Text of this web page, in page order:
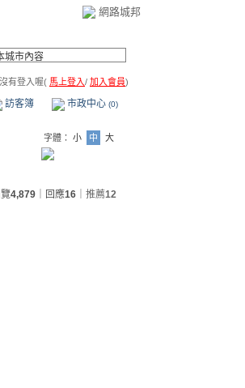
網路城邦
有登入喔( 馬上登入/ 加入會員)
訪客簿 市政中心 (0)
字體： 小 中
大
4,879 ｜回應16 推薦12